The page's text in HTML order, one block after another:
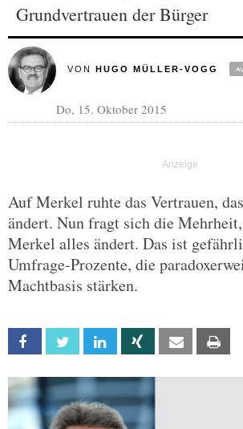
Grundvertrauen der Bürger
VON HUGO MÜLLER-VOGG
Do, 15. Oktober 2015
Auf Merkel ruhte das Vertrauen,
ändert. Nun fragt sich die
Merkel alles ändert. Das ist
Umfrage-Prozente, die
Machtbasis stärken.
Facebook Twitter Linkedin Xing Email